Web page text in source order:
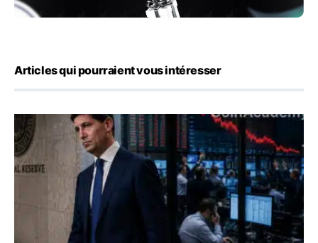
Articles qui pourraient vous intéresser
Kevin Warsh maintient sa communication minimaliste